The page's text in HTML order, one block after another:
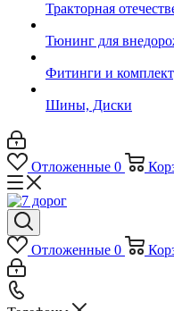
Тракторная
Тюнинг для
Фитинги и
Шины, Диски
Отложенные 0
Отложенные 0